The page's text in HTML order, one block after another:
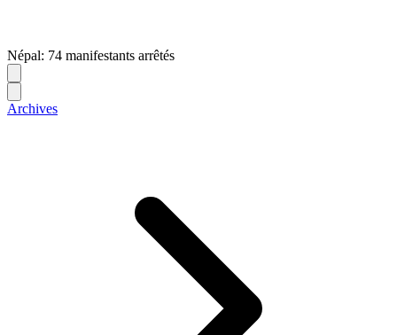
Népal: 74 manifestants arrêtés
Archives